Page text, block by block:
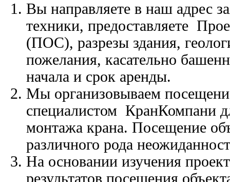
Вы направляете в наш адрес
техники, предоставляете
(ПОС), разрезы здания,
пожелания, касательно
начала и срок аренды.
Мы организовываем
специалистом КранКомпани
монтажа крана. Посещение
различного рода
На основании изучения
результатов посещения